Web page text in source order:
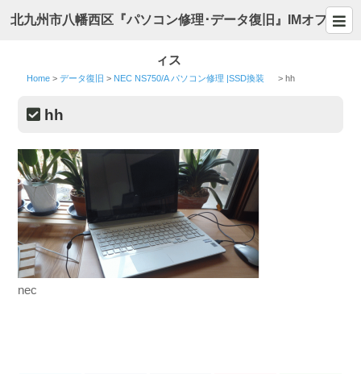
北九州市八幡西区『パソコン修理･データ復旧』IMオフ
ィス
Home >データ復旧 > NEC NS750/A パソコン修理 |SSD換装 >hh
hh
nec